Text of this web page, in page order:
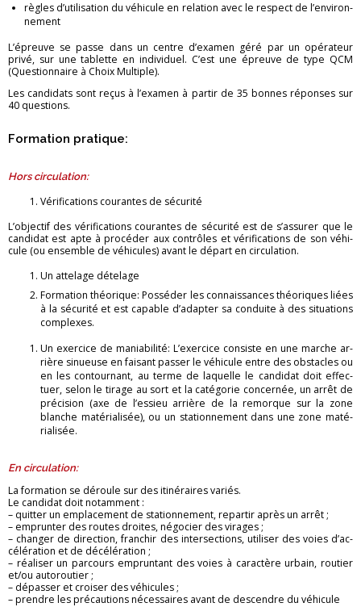
règles d’uti­li­sa­tion du vé­hi­cule en re­la­tion avec le res­pect de l’en­vi­ron­
ne­ment
L’épreuve se passe dans un centre d’exa­men géré par un opé­ra­teur
privé, sur une ta­blette en in­di­vi­duel. C’est une épreuve de type QCM
(Ques­tion­naire à Choix Mul­tiple).
Les can­di­dats sont reçus à l’exa­men à par­tir de 35 bonnes ré­ponses sur
40 ques­tions.
For­ma­tion pra­tique:
Hors cir­cu­la­tion:
Vé­ri­fi­ca­tions cou­rantes de sé­cu­rité
L’ob­jec­tif des vé­ri­fi­ca­tions cou­rantes de sé­cu­rité est de s’as­su­rer que le
can­di­dat est apte à pro­cé­der aux contrôles et vé­ri­fi­ca­tions de son vé­hi­
cule (ou en­semble de vé­hi­cules) avant le dé­part en cir­cu­la­tion.
Un at­te­lage dé­te­lage
For­ma­tion théo­rique: Pos­sé­der les connais­sances théo­riques liées
à la sé­cu­rité et est ca­pable d’adap­ter sa conduite à des si­tua­tions
com­plexes.
Un exer­cice de ma­nia­bi­lité: L’exer­cice consiste en une marche ar­
rière si­nueuse en fai­sant pas­ser le vé­hi­cule entre des obs­tacles ou
en les contour­nant, au terme de la­quelle le can­di­dat doit ef­fec­
tuer, selon le ti­rage au sort et la ca­té­go­rie concer­née, un arrêt de
pré­ci­sion (axe de l’es­sieu ar­rière de la re­morque sur la zone
blanche ma­té­ria­li­sée), ou un sta­tion­ne­ment dans une zone ma­té­
ria­li­sée.
En cir­cu­la­tion:
La for­ma­tion se dé­roule sur des iti­né­raires va­riés.
Le can­di­dat doit no­tam­ment :
– quit­ter un em­pla­ce­ment de sta­tion­ne­ment, re­par­tir après un arrêt ;
– em­prun­ter des routes droites, né­go­cier des vi­rages ;
– chan­ger de di­rec­tion, fran­chir des in­ter­sec­tions, uti­li­ser des voies d’ac­
cé­lé­ra­tion et de dé­cé­lé­ra­tion ;
– réa­li­ser un par­cours em­prun­tant des voies à ca­rac­tère ur­bain, rou­tier
et/ou au­to­rou­tier ;
– dé­pas­ser et croi­ser des vé­hi­cules ;
– prendre les pré­cau­tions né­ces­saires avant de des­cendre du vé­hi­cule